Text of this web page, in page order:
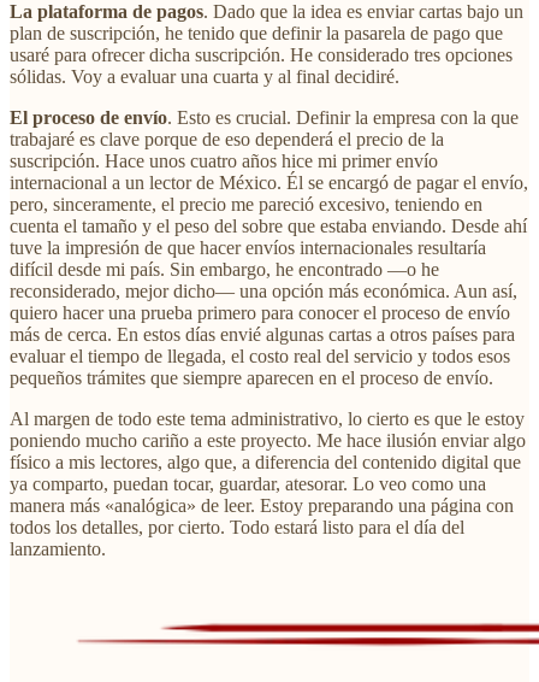
La plataforma de pagos. Dado que la idea es enviar cartas bajo un
plan de suscripción, he tenido que definir la pasarela de pago que
usaré para ofrecer dicha suscripción. He considerado tres opciones
sólidas. Voy a evaluar una cuarta y al final decidiré.
El proceso de envío. Esto es crucial. Definir la empresa con la que
trabajaré es clave porque de eso dependerá el precio de la
suscripción. Hace unos cuatro años hice mi primer envío
internacional a un lector de México. Él se encargó de pagar el envío,
pero, sinceramente, el precio me pareció excesivo, teniendo en
cuenta el tamaño y el peso del sobre que estaba enviando. Desde ahí
tuve la impresión de que hacer envíos internacionales resultaría
difícil desde mi país. Sin embargo, he encontrado —o he
reconsiderado, mejor dicho— una opción más económica. Aun así,
quiero hacer una prueba primero para conocer el proceso de envío
más de cerca. En estos días envié algunas cartas a otros países para
evaluar el tiempo de llegada, el costo real del servicio y todos esos
pequeños trámites que siempre aparecen en el proceso de envío.
Al margen de todo este tema administrativo, lo cierto es que le estoy
poniendo mucho cariño a este proyecto. Me hace ilusión enviar algo
físico a mis lectores, algo que, a diferencia del contenido digital que
ya comparto, puedan tocar, guardar, atesorar. Lo veo como una
manera más «analógica» de leer. Estoy preparando una página con
todos los detalles, por cierto. Todo estará listo para el día del
lanzamiento.